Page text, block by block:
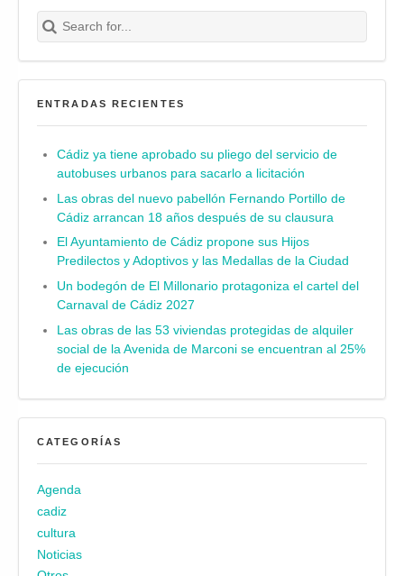
Search for:
Buscar
ENTRADAS RECIENTES
Cádiz ya tiene aprobado su pliego del servicio de
autobuses urbanos para sacarlo a licitación
Las obras del nuevo pabellón Fernando Portillo de
Cádiz arrancan 18 años después de su clausura
El Ayuntamiento de Cádiz propone sus Hijos
Predilectos y Adoptivos y las Medallas de la Ciudad
Un bodegón de El Millonario protagoniza el cartel del
Carnaval de Cádiz 2027
Las obras de las 53 viviendas protegidas de alquiler
social de la Avenida de Marconi se encuentran al 25%
de ejecución
CATEGORÍAS
Agenda
cadiz
cultura
Noticias